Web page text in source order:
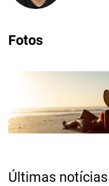
Fotos
Últimas notícias